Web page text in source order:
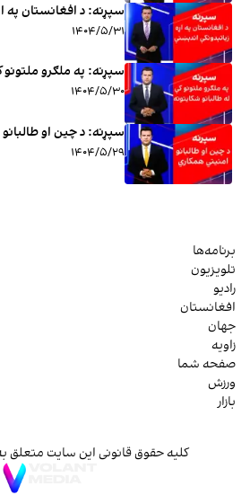
سپړنه: د افغانستان په
۱۴۰۴/۵/۳۱
سپړنه: په ملګرو ملتونو
۱۴۰۴/۵/۳۰
سپړنه: د چین او
۱۴۰۴/۵/۲۹
برنامه‌ها
تلویزیون
رادیو
افغانستان
جهان
زاویه
صفحه شما
ورزش
بازار
کلیه حقوق قانونی این سایت متعلق